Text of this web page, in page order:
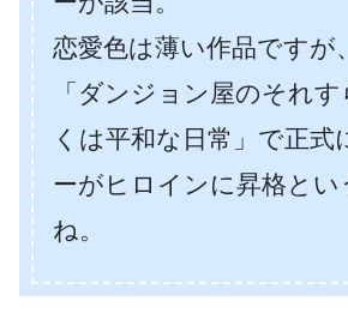
恋愛色は薄い作品ですが
「ダンジョン屋のそれ
くは平和な日常」で正式
ーがヒロインに昇格とい
ね。